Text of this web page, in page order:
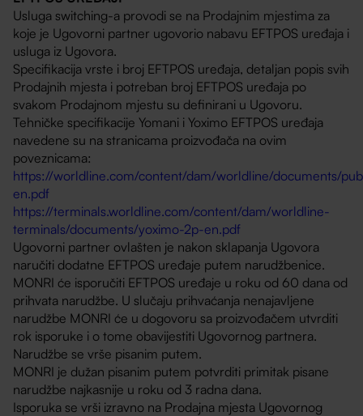
Usluga switching-a provodi se na Prodajnim mjestima za
koje je Ugovorni partner ugovorio nabavu EFTPOS uređaja i
usluga iz Ugovora.
Specifikacija vrste i broj EFTPOS uređaja, detaljan popis svih
Prodajnih mjesta i potreban broj EFTPOS uređaja po
svakom Prodajnom mjestu su definirani u Ugovoru.
Tehničke specifikacije Yomani i Yoximo EFTPOS uređaja
navedene su na stranicama proizvođača na ovim
poveznicama:
https://worldline.com/content/dam/worldline/documents/
en.pdf
https://terminals.worldline.com/content/dam/worldline-
terminals/documents/yoximo-2p-en.pdf
Ugovorni partner ovlašten je nakon sklapanja Ugovora
naručiti dodatne EFTPOS uređaje putem narudžbenice.
MONRI će isporučiti EFTPOS uređaje u roku od 60 dana od
prihvata narudžbe. U slučaju prihvaćanja nenajavljene
narudžbe MONRI će u dogovoru sa proizvođačem utvrditi
rok isporuke i o tome obavijestiti Ugovornog partnera.
Narudžbe se vrše pisanim putem.
MONRI je dužan pisanim putem potvrditi primitak pisane
narudžbe najkasnije u roku od 3 radna dana.
Isporuka se vrši izravno na Prodajna mjesta Ugovornog